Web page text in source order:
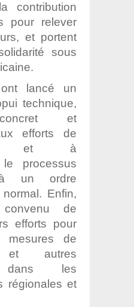
contribution
pour relever
et portent
sous
lancé un
technique,
et
efforts de
et à
le processus
un ordre
Enfin,
de
efforts pour
mesures de
et autres
dans les
régionales et